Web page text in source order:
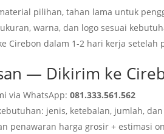
pilihan, tahan lama untuk
warna, dan logo sesuai
Cirebon dalam 1-2 hari kerja setelah
— Dikirim ke
via WhatsApp:081.333.561.562
jenis, ketebalan, jumlah,
penawaran harga grosir + estimasi